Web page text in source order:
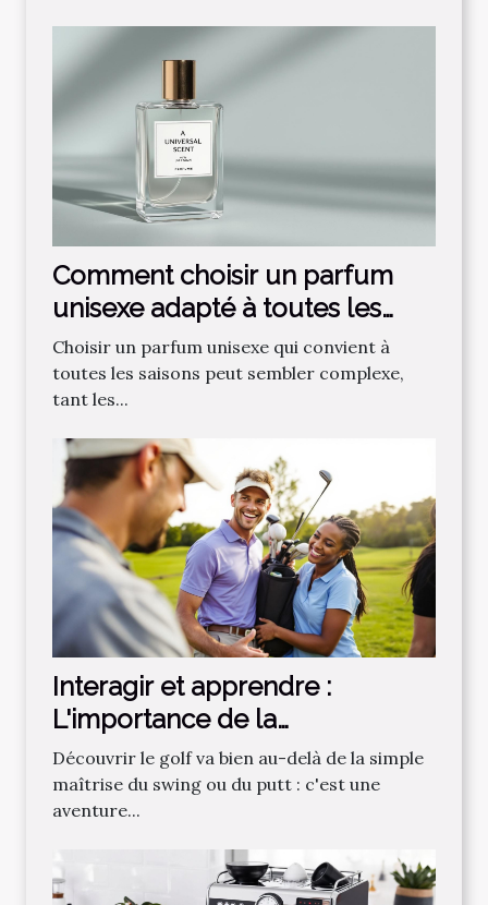
Comment choisir un parfum
unisexe adapté à toutes les
saisons ?
Choisir un parfum unisexe qui convient à
toutes les saisons peut sembler complexe,
tant les...
Interagir et apprendre :
L'importance de la
communauté dans
l'apprentissage du golf
Découvrir le golf va bien au-delà de la simple
maîtrise du swing ou du putt : c'est une
aventure...